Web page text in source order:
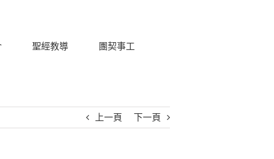
聖經教導 團契事工
上一頁 下一頁